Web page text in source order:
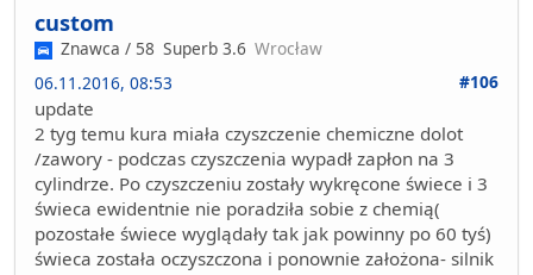
custom
Znawca / 58 Superb 3.6 Wrocław
06.11.2016, 08:53
#106
update
2 tyg temu kura miała czyszczenie chemiczne dolot
/zawory - podczas czyszczenia wypadł zapłon na 3
cylindrze. Po czyszczeniu zostały wykręcone świece i 3
świeca ewidentnie nie poradziła sobie z chemią(
pozostałe świece wyglądały tak jak powinny po 60 tyś)
świeca została oczyszczona i ponownie założona- silnik